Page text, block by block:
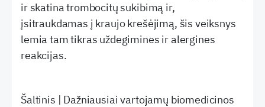
ir skatina trombocitų sukibimą ir,
įsitraukdamas į kraujo krešėjimą, šis veiksnys
lemia tam tikras uždegimines ir alergines
reakcijas.
Šaltinis | Dažniausiai vartojamų biomedicinos